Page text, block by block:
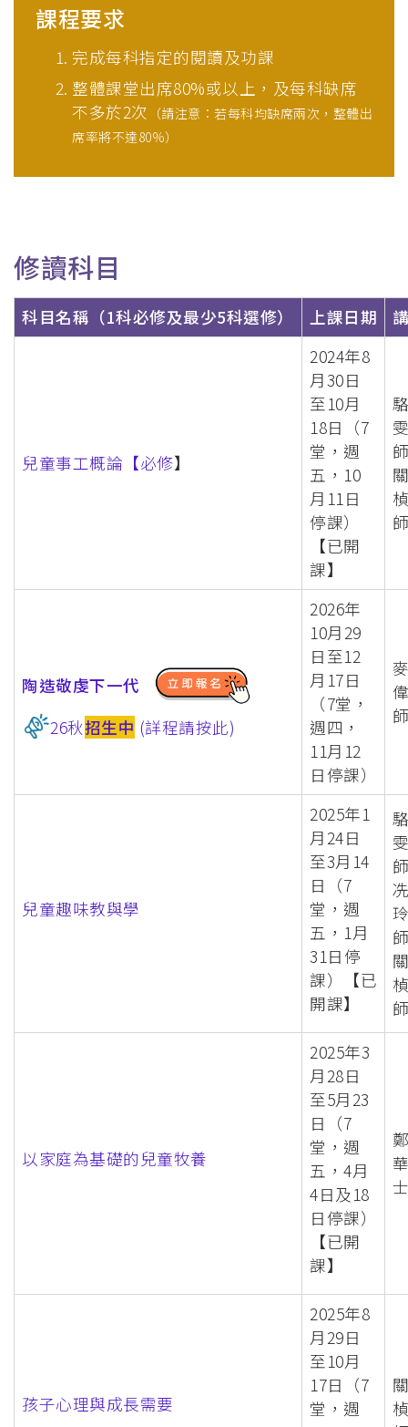
課程要求
完成每科指定的閱讀及功課
整體課堂出席80%或以上，及每科缺席
不多於2次
（請注意：若每科均缺席兩次，整體出
席率將不達80%）
修讀科目
科目名稱（1科必修及最少5科選修） 上課日期
兒童事工概論【必修】
2024年8
月30日
至10月
18日（7
堂，週
五，10
月11日
停課）
【已開
課】
陶造敬虔下一代
26秋招生中 (詳程請按此)
2026年
10月29
日至12
月17日
（7堂，
週四，
11月12
日停課）
兒童趣味教與學
2025年1
月24日
至3月14
日（7
堂，週
五，1月
31日停
課）【已
開課】
以家庭為基礎的兒童牧養
2025年3
月28日
至5月23
日（7
堂，週
五，4月
4日及18
日停課）
【已開
課】
孩子心理與成長需要
2025年8
月29日
至10月
17日（7
堂，週